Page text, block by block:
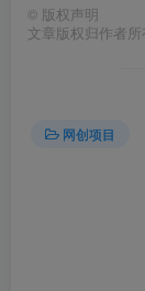
© 版权声明
文章版权归作者所
网创项目